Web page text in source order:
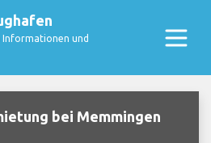
Informationen und
bei Memmingen